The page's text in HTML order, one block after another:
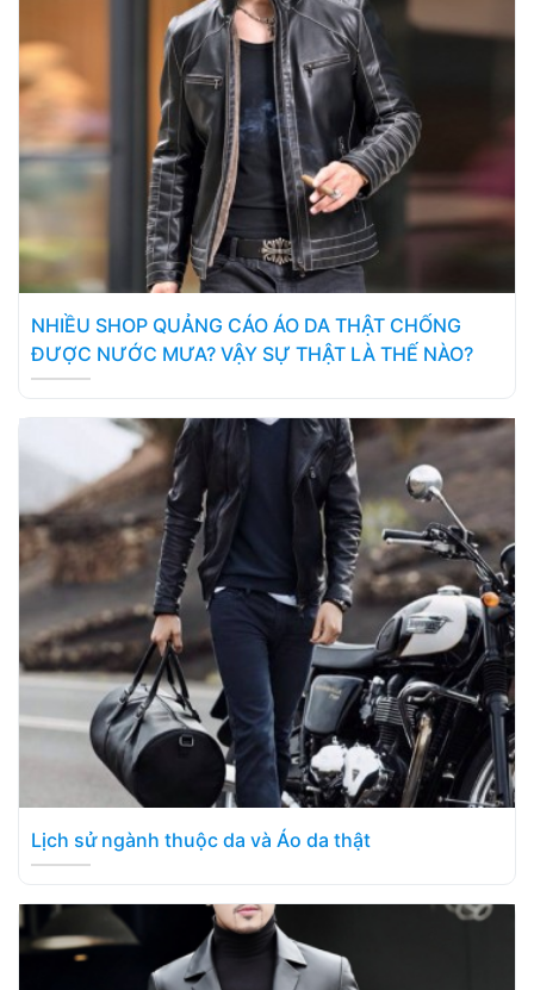
NHIỀU SHOP QUẢNG CÁO ÁO DA THẬT CHỐNG
ĐƯỢC NƯỚC MƯA? VẬY SỰ THẬT LÀ THẾ NÀO?
Lịch sử ngành thuộc da và Áo da thật